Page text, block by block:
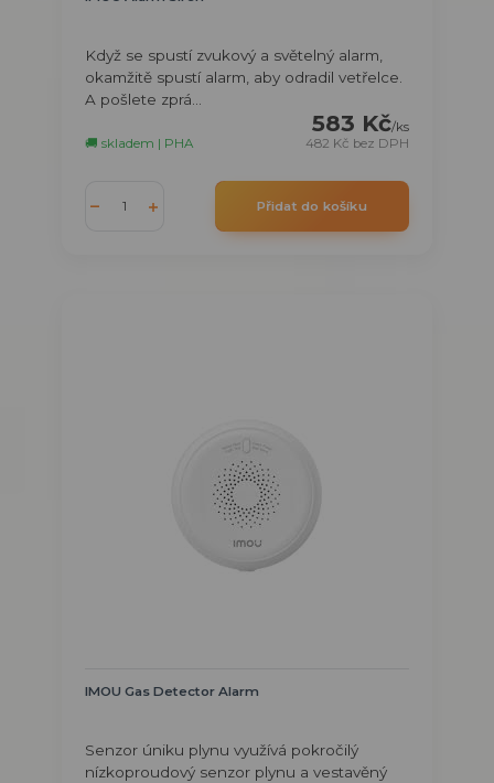
Když se spustí zvukový a světelný alarm,
okamžitě spustí alarm, aby odradil vetřelce.
A pošlete zprá...
583 Kč/ks
482 Kč bez DPH
🚚 skladem | PHA
Přidat do košíku
IMOU Gas Detector Alarm
Senzor úniku plynu využívá pokročilý
nízkoproudový senzor plynu a vestavěný